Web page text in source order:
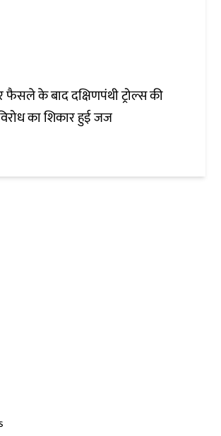
फैसले के बाद दक्षिणपंथी ट्रोल्स की
का शिकार हुई जज